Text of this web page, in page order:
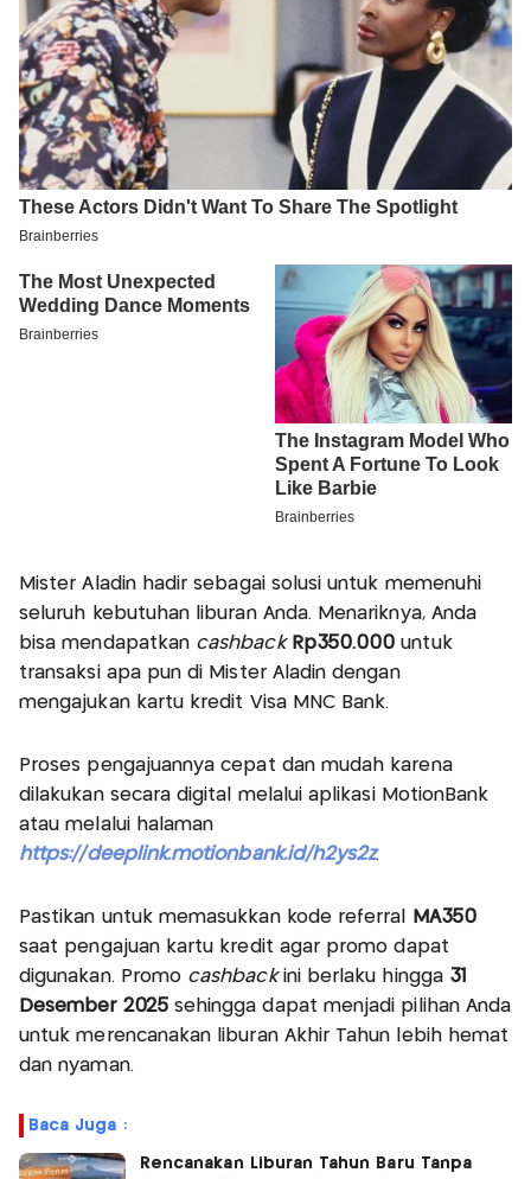
Mister Aladin hadir sebagai solusi untuk memenuhi
seluruh kebutuhan liburan Anda. Menariknya, Anda
bisa mendapatkan cashback Rp350.000 untuk
transaksi apa pun di Mister Aladin dengan
mengajukan kartu kredit Visa MNC Bank.
Proses pengajuannya cepat dan mudah karena
dilakukan secara digital melalui aplikasi MotionBank
atau melalui halaman
https://deeplink.motionbank.id/h2ys2z.
Pastikan untuk memasukkan kode referral
MA350
saat pengajuan kartu kredit agar promo dapat
digunakan. Promo cashbackini berlaku hingga 31
Desember 2025sehingga dapat menjadi pilihan Anda
untuk merencanakan liburan Akhir Tahun lebih hemat
dan nyaman.
Baca Juga :
Rencanakan Liburan Tahun Baru Tanpa